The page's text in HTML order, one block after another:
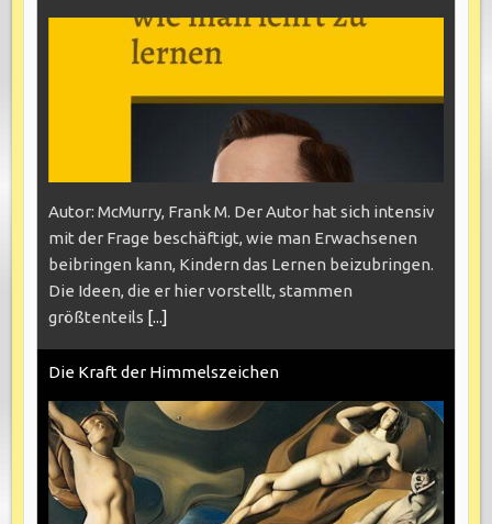
Autor: McMurry, Frank M. Der Autor hat sich intensiv
mit der Frage beschäftigt, wie man Erwachsenen
beibringen kann, Kindern das Lernen beizubringen.
Die Ideen, die er hier vorstellt, stammen
größtenteils [...]
Die Kraft der Himmelszeichen